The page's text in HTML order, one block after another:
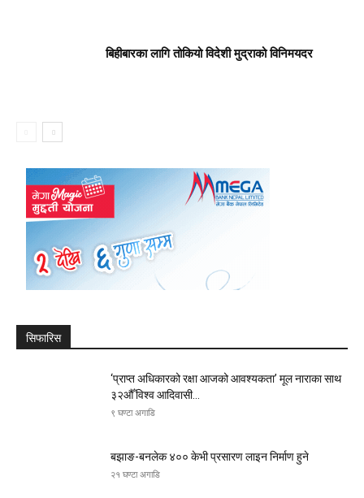
बिहीबारका लागि तोकियो विदेशी मुद्राको विनिमयदर
सिफारिस
‘प्राप्त अधिकारको रक्षा आजको आवश्यकता’ मूल नाराका साथ
३२औँ विश्व आदिवासी...
९ घण्टा अगाडि
बझाङ-बनलेक ४०० केभी प्रसारण लाइन निर्माण हुने
२१ घण्टा अगाडि